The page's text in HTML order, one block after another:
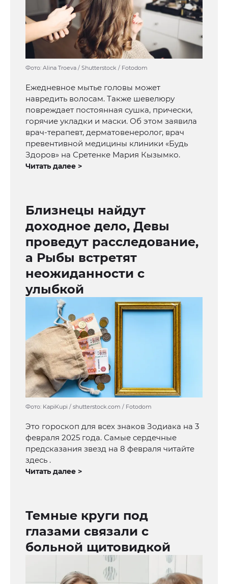
Фото: Alina Troeva / Shutterstock / Fotodom
Ежедневное мытье головы может
навредить волосам. Также шевелюру
повреждает постоянная сушка, прически,
горячие укладки и маски. Об этом заявила
врач-терапевт, дерматовенеролог, врач
превентивной медицины клиники «Будь
Здоров» на Сретенке Мария Кызымко.
Читать далее >
Близнецы найдут
доходное дело, Девы
проведут расследование,
а Рыбы встретят
неожиданности с
улыбкой
Фото: KapiKupi / shutterstock.com / Fotodom
Это гороскоп для всех знаков Зодиака на 3
февраля 2025 года. Самые сердечные
предсказания звезд на 8 февраля читайте
здесь .
Читать далее >
Темные круги под
глазами связали с
больной щитовидкой